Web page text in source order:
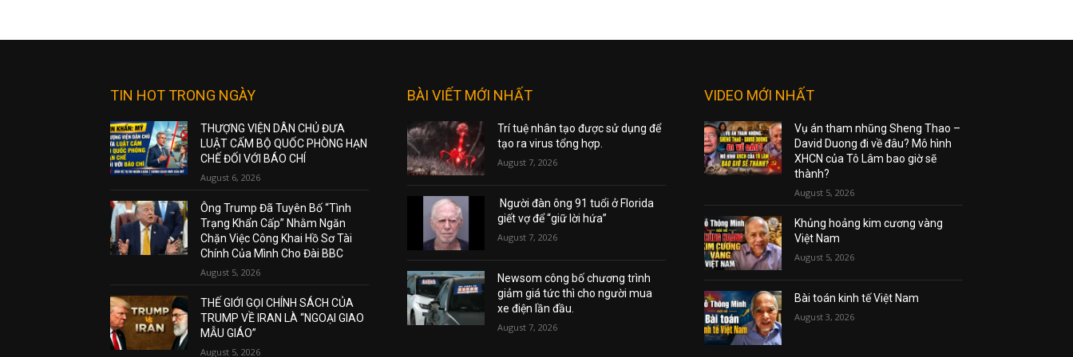
TIN HOT TRONG NGÀY
THƯỢNG VIỆN DÂN CHỦ ĐƯA
LUẬT CẤM BỘ QUỐC PHÒNG HẠN
CHẾ ĐỐI VỚI BÁO CHÍ
August 6, 2026
Ông Trump Đã Tuyên Bố “Tình
Trạng Khẩn Cấp” Nhằm Ngăn
Chặn Việc Công Khai Hồ Sơ Tài
Chính Của Mình Cho Đài BBC
August 5, 2026
THẾ GIỚI GỌI CHÍNH SÁCH CỦA
TRUMP VỀ IRAN LÀ “NGOẠI GIAO
MẪU GIÁO”
August 5, 2026
BÀI VIẾT MỚI NHẤT
Trí tuệ nhân tạo được sử dụng để
tạo ra virus tổng hợp.
August 7, 2026
Người đàn ông 91 tuổi ở Florida
giết vợ để “giữ lời hứa”
August 7, 2026
Newsom công bố chương trình
giảm giá tức thì cho người mua
xe điện lần đầu.
August 7, 2026
VIDEO MỚI NHẤT
Vụ án tham nhũng Sheng Thao –
David Duong đi về đâu? Mô hình
XHCN của Tô Lâm bao giờ sẽ
thành?
August 5, 2026
Khủng hoảng kim cương vàng
Việt Nam
August 5, 2026
Bài toán kinh tế Việt Nam
August 3, 2026